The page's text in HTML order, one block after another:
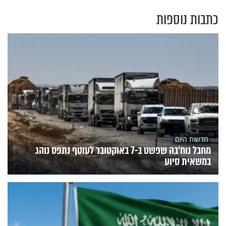
כתבות נוספות
חדשות היום
מחבל נוח'בה שפשט ב-7 באוקטובר לעוטף נתפס נוהג
במשאית סיוע